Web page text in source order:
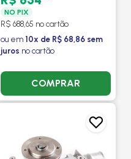
XTERR - INDISA
NO PIX
R$ 688,65 no cartão
ou em 10x de R$ 68,86 sem
juros no cartão
COMPRAR